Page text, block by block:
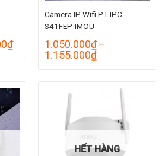
₫Khoảng
giá:
đến
Camera IP Wifi PT IPC-
S41FEP-IMOU
1.050.000₫ –
1.155.000₫Khoảng
giá:
1.050.000₫
1.155.000₫
HẾT HÀNG